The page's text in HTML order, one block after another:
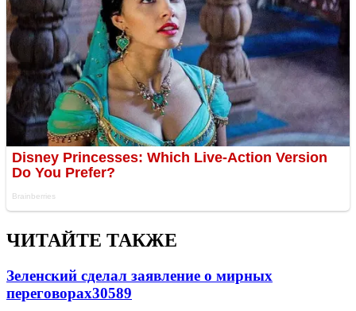
ЧИТАЙТЕ ТАКЖЕ
Зеленский сделал заявление о мирных
переговорах30589